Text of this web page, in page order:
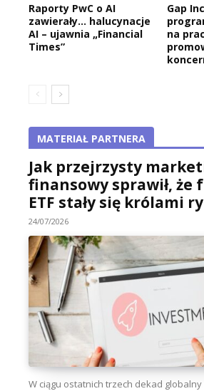
Raporty PwC o AI
zawierały… halucynacje
AI – ujawnia „Financial
Times”
Gap
na
MATERIAŁ PARTNERA
Jak przejrzysty
finansowy sprawił, że
ETF stały się królami
24/07/2026
W ciągu ostatnich trzech dekad